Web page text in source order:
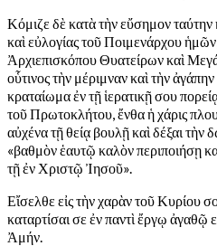
Κόμιζε δὲ κατὰ τὴν εὔσημον ταύτην
καὶ εὐλογίας τοῦ Ποιμενάρχου
Ἀρχιεπισκόπου Θυατείρων καὶ
οὗτινος τὴν μέριμναν καὶ τὴν
κραταίωμα ἐν τῇ ἱερατικῇ σου
τοῦ Πρωτοκλήτου, ἔνθα ἡ χάρις
αὐχένα τῇ θείᾳ βουλῇ καὶ δέξαι τὴν
«βαθμὸν ἑαυτῷ καλὸν περιποιήσῃ
τῇ ἐν Χριστῷ Ἰησοῦ».
Εἴσελθε εἰς τὴν χαρὰν τοῦ Κυρίου
καταρτίσαι σε ἐν παντὶ ἔργῳ ἀγαθῷ
Ἀμήν.